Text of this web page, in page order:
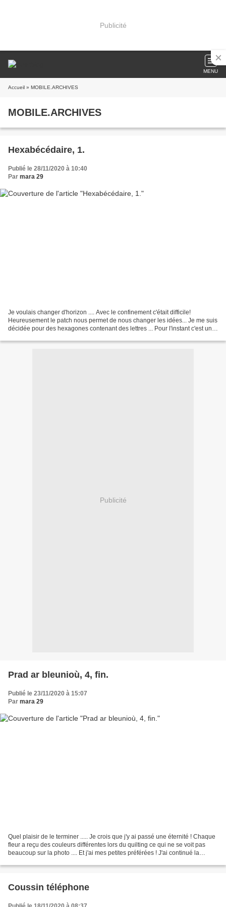
Publicité
MENU
Accueil » MOBILE.ARCHIVES
MOBILE.ARCHIVES
Hexabécédaire, 1.
Publié le 28/11/2020 à 10:40
Par mara 29
Je voulais changer d'horizon .... Avec le confinement c'était difficile!
Heureusement le patch nous permet de nous changer les idées... Je me suis
décidée pour des hexagones contenant des lettres ... Pour l'instant c'est un
Publicité
Prad ar bleunioù, 4, fin.
Publié le 23/11/2020 à 15:07
Par mara 29
Quel plaisir de le terminer ..... Je crois que j'y ai passé une éternité ! Chaque
fleur a reçu des couleurs différentes lors du quilting ce qui ne se voit pas
beaucoup sur la photo .... Et j'ai mes petites préférées ! J'ai continué la
Coussin téléphone